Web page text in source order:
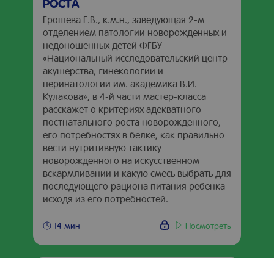
Грошева Е.В., к.м.н., заведующая 2-м
отделением патологии новорожденных и
недоношенных детей ФГБУ
«Национальный исследовательский центр
акушерства, гинекологии и
перинатологии им. академика В.И.
Кулакова», в 4-й части мастер-класса
расскажет о критериях адекватного
постнатального роста новорожденного,
его потребностях в белке, как правильно
вести нутритивную тактику
новорожденного на искусственном
вскармливании и какую смесь выбрать для
последующего рациона питания ребенка
исходя из его потребностей.
14 мин Посмотреть